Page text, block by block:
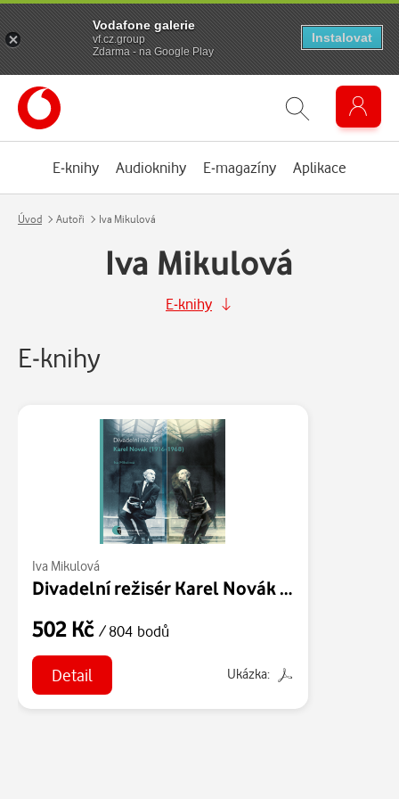
E-knihy Audioknihy E-magazíny Aplikace
Úvod Autoři Iva Mikulová
Iva Mikulová
E-knihy
E-knihy
Iva Mikulová
Divadelní režisér Karel Novák (1916–1968)
502 Kč / 804 bodů
Detail Ukázka:
Vodafone galerie
vf.cz.group
Zdarma - na Google Play
Instalovat